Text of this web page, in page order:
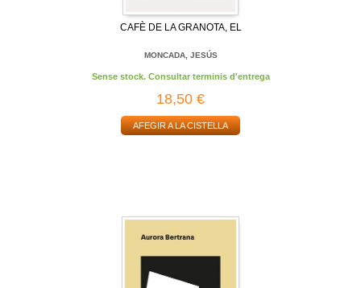
CAFÈ DE LA GRANOTA, EL
MONCADA, JESÚS
Sense stock. Consultar terminis d'entrega
18,50 €
AFEGIR A LA CISTELLA